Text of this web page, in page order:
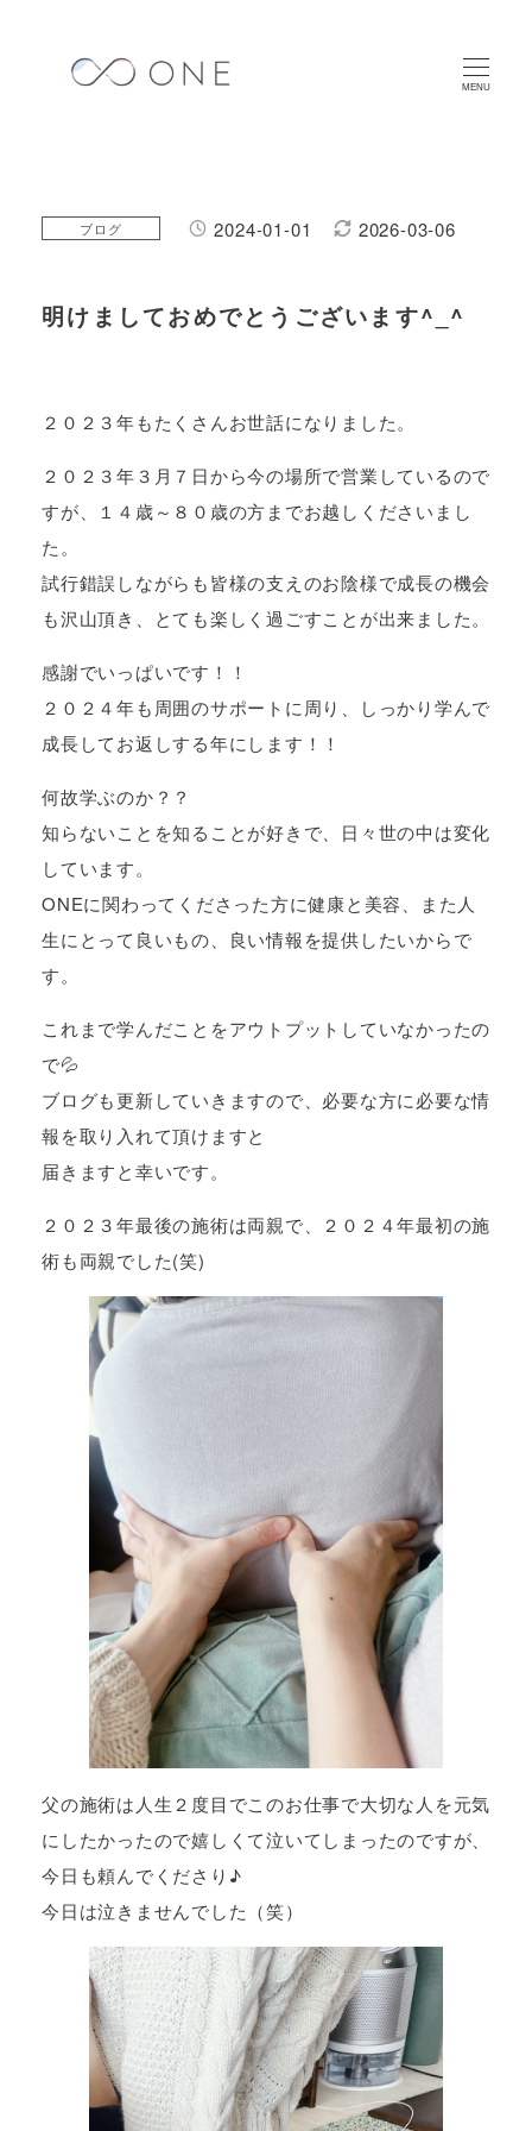
MENU
明けましておめでとうございます^_^
投稿日2024-01-01 更新日2026-03-06
カテゴリー
ブログ
２０２３年もたくさんお世話になりました。
２０２３年３月７日から今の場所で営業しているので
すが、１４歳～８０歳の方までお越しくださいまし
た。
試行錯誤しながらも皆様の支えのお陰様で成長の機会
も沢山頂き、とても楽しく過ごすことが出来ました。
感謝でいっぱいです！！
２０２４年も周囲のサポートに周り、しっかり学んで
成長してお返しする年にします！！
何故学ぶのか？？
知らないことを知ることが好きで、日々世の中は変化
しています。
ONEに関わってくださった方に健康と美容、また人
生にとって良いもの、良い情報を提供したいからで
す。
これまで学んだことをアウトプットしていなかったの
で💦
ブログも更新していきますので、必要な方に必要な情
報を取り入れて頂けますと
届きますと幸いです。
２０２３年最後の施術は両親で、２０２４年最初の施
術も両親でした(笑)
父の施術は人生２度目でこのお仕事で大切な人を元気
にしたかったので嬉しくて泣いてしまったのですが、
今日も頼んでくださり♪
今日は泣きませんでした（笑）